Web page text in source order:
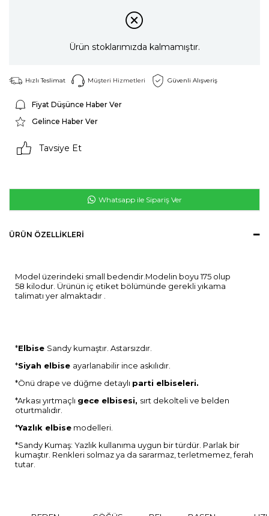
Ürün stoklarımızda kalmamıştır.
Hızlı Teslimat Müşteri Hizmetleri Güvenli Alışveriş
Fiyat Düşünce Haber Ver
Gelince Haber Ver
Tavsiye Et
Whatsapp ile Sipariş Ver
ÜRÜN ÖZELLIKLERI
Model üzerindeki small bedendir.Modelin boyu 175 olup
58 kilodur. Ürünün iç etiket bölümünde gerekli yıkama
talimatı yer almaktadır .
*Elbise Sandy kumaştır. Astarsızdır.
*Siyah elbise ayarlanabilir ince askılıdır.
*Önü drape ve düğme detaylı parti elbiseleri.
*Arkası yırtmaçlı gece elbisesi, sırt dekolteli ve belden
oturtmalıdır.
*Yazlık elbise modelleri.
*Sandy Kumaş: Yazlık kullanıma uygun bir türdür. Parlak bir
kumaştır. Renkleri solmaz ya da sararmaz, terletmemez, ferah
tutar.